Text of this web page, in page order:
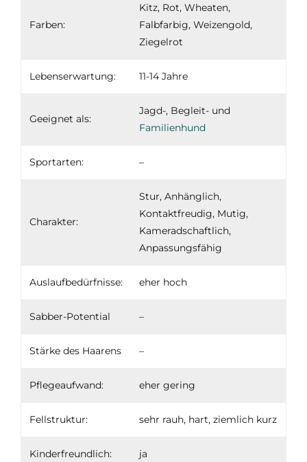
Farben:
Kitz, Rot, Wheaten,
Falbfarbig, Weizengold,
Ziegelrot
Lebenserwartung: 11-14 Jahre
Geeignet als:
Jagd-, Begleit- und
Familienhund
Sportarten: –
Charakter:
Stur, Anhänglich,
Kontaktfreudig, Mutig,
Kameradschaftlich,
Anpassungsfähig
Auslaufbedürfnisse: eher hoch
Sabber-Potential –
Stärke des Haarens –
Pflegeaufwand: eher gering
Fellstruktur: sehr rauh, hart, ziemlich kurz
Kinderfreundlich: ja